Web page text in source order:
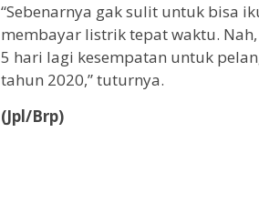
“Sebenarnya gak sulit untuk bisa
membayar listrik tepat waktu.
5 hari lagi kesempatan untuk
tahun 2020,” tuturnya.
(Jpl/Brp)